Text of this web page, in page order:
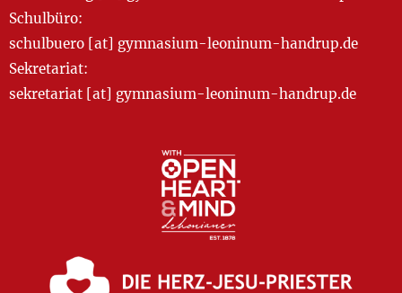
Schulbüro:
schulbuero [at] gymnasium-leoninum-handrup.de
Sekretariat:
sekretariat [at] gymnasium-leoninum-handrup.de